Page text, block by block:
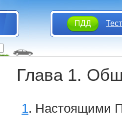
ПДД
Глава 1.
1. Настоящими